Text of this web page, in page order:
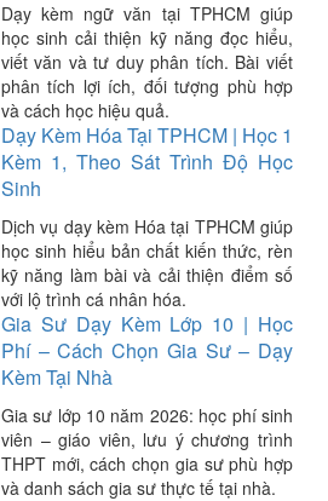
Dạy kèm ngữ văn tại TPHCM giúp
học sinh cải thiện kỹ năng đọc hiểu,
viết văn và tư duy phân tích. Bài viết
phân tích lợi ích, đối tượng phù hợp
và cách học hiệu quả.
Dạy Kèm Hóa Tại TPHCM | Học 1
Kèm 1, Theo Sát Trình Độ Học
Sinh
Dịch vụ dạy kèm Hóa tại TPHCM giúp
học sinh hiểu bản chất kiến thức, rèn
kỹ năng làm bài và cải thiện điểm số
với lộ trình cá nhân hóa.
Gia Sư Dạy Kèm Lớp 10 | Học
Phí – Cách Chọn Gia Sư – Dạy
Kèm Tại Nhà
Gia sư lớp 10 năm 2026: học phí sinh
viên – giáo viên, lưu ý chương trình
THPT mới, cách chọn gia sư phù hợp
và danh sách gia sư thực tế tại nhà.